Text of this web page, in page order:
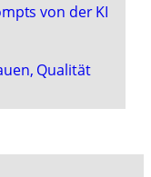
von der KI
Qualität